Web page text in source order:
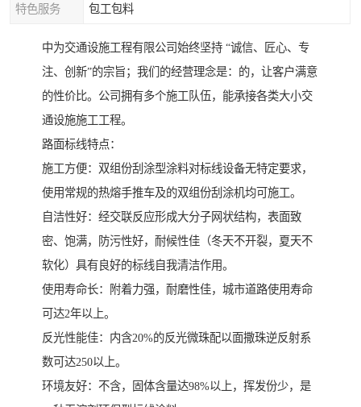
特色服务 包工包料
中为交通设施工程有限公司始终坚持 “诚信、匠心、专
注、创新”的宗旨；我们的经营理念是：的，让客户满意
的性价比。公司拥有多个施工队伍，能承接各类大小交
通设施施工工程。
路面标线特点：
施工方便：双组份刮涂型涂料对标线设备无特定要求，
使用常规的热熔手推车及的双组份刮涂机均可施工。
自洁性好：经交联反应形成大分子网状结构，表面致
密、饱满，防污性好，耐候性佳（冬天不开裂，夏天不
软化）具有良好的标线自我清洁作用。
使用寿命长：附着力强，耐磨性佳，城市道路使用寿命
可达2年以上。
反光性能佳：内含20%的反光微珠配以面撒珠逆反射系
数可达250以上。
环境友好：不含，固体含量达98%以上，挥发份少，是